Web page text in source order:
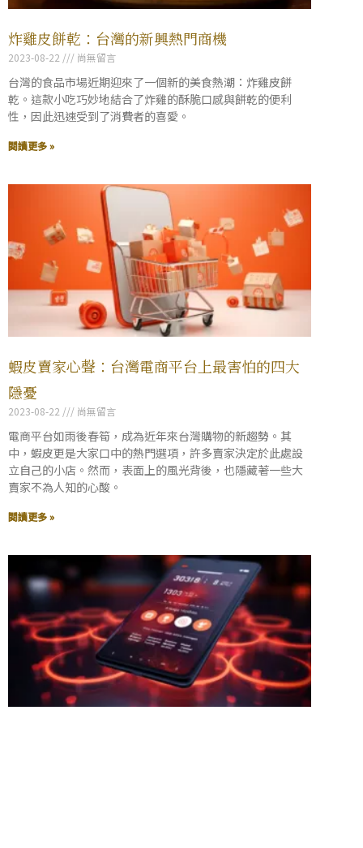
炸雞皮餅乾：台灣的新興熱門商機
2023-08-22 尚無留言
台灣的食品市場近期迎來了一個新的美食熱潮：炸雞皮餅
乾。這款小吃巧妙地結合了炸雞的酥脆口感與餅乾的便利
性，因此迅速受到了消費者的喜愛。
閱讀更多 »
蝦皮賣家心聲：台灣電商平台上最害怕的四大
隱憂
2023-08-22 尚無留言
電商平台如雨後春筍，成為近年來台灣購物的新趨勢。其
中，蝦皮更是大家口中的熱門選項，許多賣家決定於此處設
立自己的小店。然而，表面上的風光背後，也隱藏著一些大
賣家不為人知的心酸。
閱讀更多 »